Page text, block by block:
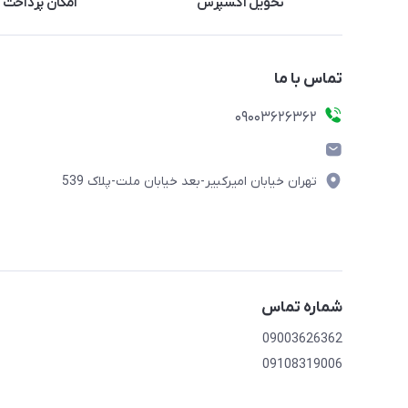
تماس با ما
09003626362
تهران خیابان امیرکبیر-بعد خیابان ملت-پلاک 539
شماره تماس
09003626362
09108319006